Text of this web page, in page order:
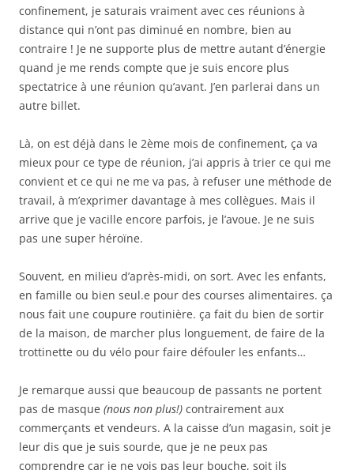
confinement, je saturais vraiment avec ces réunions à
distance qui n’ont pas diminué en nombre, bien au
contraire ! Je ne supporte plus de mettre autant d’énergie
quand je me rends compte que je suis encore plus
spectatrice à une réunion qu’avant. J’en parlerai dans un
autre billet.
Là, on est déjà dans le 2ème mois de confinement, ça va
mieux pour ce type de réunion, j’ai appris à trier ce qui me
convient et ce qui ne me va pas, à refuser une méthode de
travail, à m’exprimer davantage à mes collègues. Mais il
arrive que je vacille encore parfois, je l’avoue. Je ne suis
pas une super héroïne.
Souvent, en milieu d’après-midi, on sort. Avec les enfants,
en famille ou bien seul.e pour des courses alimentaires. ça
nous fait une coupure routinière. ça fait du bien de sortir
de la maison, de marcher plus longuement, de faire de la
trottinette ou du vélo pour faire défouler les enfants…
Je remarque aussi que beaucoup de passants ne portent
pas de masque (nous non plus!) contrairement aux
commerçants et vendeurs. A la caisse d’un magasin, soit je
leur dis que je suis sourde, que je ne peux pas
comprendre car je ne vois pas leur bouche, soit ils